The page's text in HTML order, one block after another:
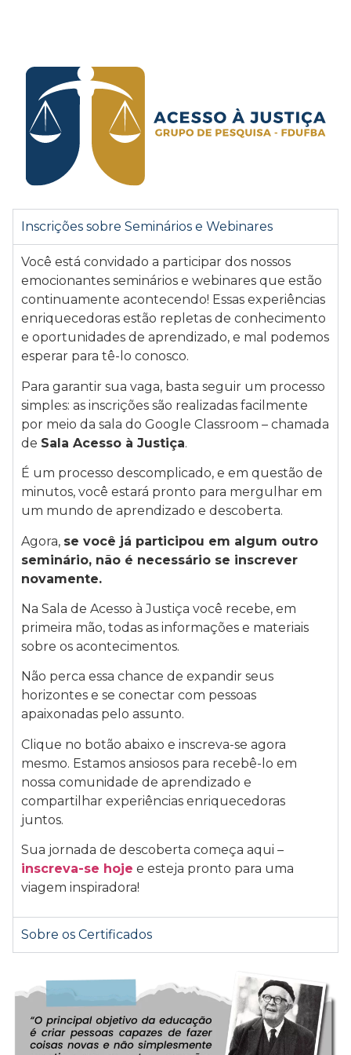
Inscrições sobre Seminários e Webinares
Você está convidado a participar dos nossos
emocionantes seminários e webinares que estão
continuamente acontecendo! Essas experiências
enriquecedoras estão repletas de conhecimento
e oportunidades de aprendizado, e mal podemos
esperar para tê-lo conosco.
Para garantir sua vaga, basta seguir um processo
simples: as inscrições são realizadas facilmente
por meio da sala do Google Classroom – chamada
de Sala Acesso à Justiça.
É um processo descomplicado, e em questão de
minutos, você estará pronto para mergulhar em
um mundo de aprendizado e descoberta.
Agora, se você já participou em algum outro
seminário, não é necessário se inscrever
novamente.
Na Sala de Acesso à Justiça você recebe, em
primeira mão, todas as informações e materiais
sobre os acontecimentos.
Não perca essa chance de expandir seus
horizontes e se conectar com pessoas
apaixonadas pelo assunto.
Clique no botão abaixo e inscreva-se agora
mesmo. Estamos ansiosos para recebê-lo em
nossa comunidade de aprendizado e
compartilhar experiências enriquecedoras
juntos.
Sua jornada de descoberta começa aqui –
inscreva-se hoje e esteja pronto para uma
viagem inspiradora!
Sobre os Certificados